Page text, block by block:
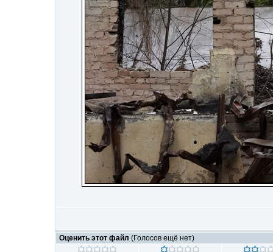
Оценить этот файл (Голосов ещё нет)